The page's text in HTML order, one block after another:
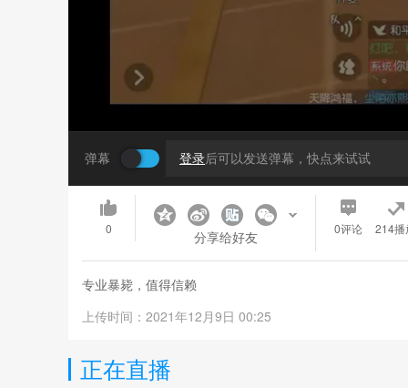
弹幕 登录后可以发送弹幕，快点来试试
0 分享给好友 0评论 214播
专业暴毙，值得信赖
上传时间：2021年12月9日 00:25
正在直播